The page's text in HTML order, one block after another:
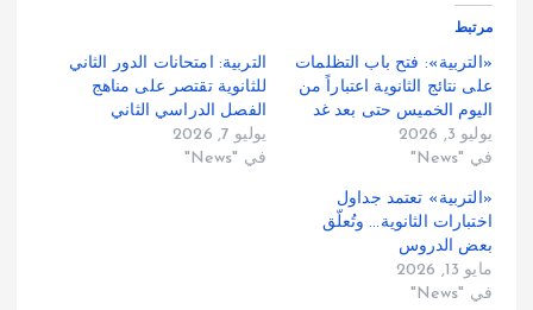
مرتبط
«التربية»: فتح باب التظلمات
على نتائج الثانوية اعتباراً من
اليوم الخميس حتى بعد غد
يوليو 3, 2026
في "News"
التربية: امتحانات الدور الثاني
للثانوية تقتصر على مناهج
الفصل الدراسي الثاني
يوليو 7, 2026
في "News"
«التربية» تعتمد جداول
اختبارات الثانوية… وتُعلّق
بعض الدروس
مايو 13, 2026
في "News"